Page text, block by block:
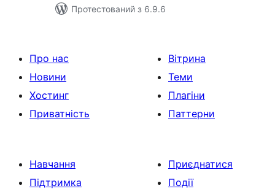
Протестований з 6.9.6
Про нас
Новини
Хостинг
Приватність
Вітрина
Теми
Плагіни
Паттерни
Навчання
Підтримка
Приєднатися
Події